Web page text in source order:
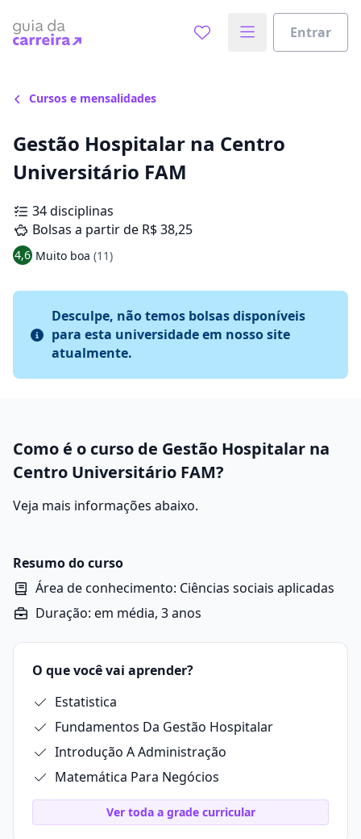
Entrar
Cursos e mensalidades
Gestão Hospitalar na Centro
Universitário FAM
34 disciplinas
Bolsas a partir de R$ 38,25
4,6 Muito boa (11)
Desculpe, não temos bolsas disponíveis
para esta universidade em nosso site
atualmente.
Como é o curso de Gestão Hospitalar na
Centro Universitário FAM?
Veja mais informações abaixo.
Resumo do curso
Área de conhecimento: Ciências sociais aplicadas
Duração: em média, 3 anos
O que você vai aprender?
Estatistica
Fundamentos Da Gestão Hospitalar
Introdução A Administração
Matemática Para Negócios
Ver toda a grade curricular